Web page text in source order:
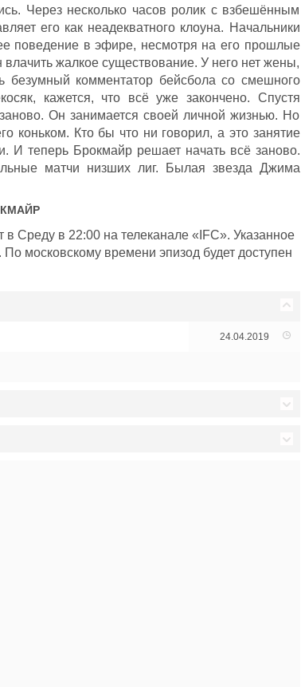
Через несколько часов ролик с взбешённым
его как неадекватного клоуна. Начальники
поведение в эфире, несмотря на его прошлые
жалкое существование. У него нет жены,
безумный комментатор бейсбола со смешного
кажется, что всё уже закончено. Спустя
Он занимается своей личной жизнью. Но
коньком. Кто бы что ни говорил, а это занятие
И теперь Брокмайр решает начать всё заново.
матчи низших лиг. Былая звезда Джима
Среду в 22:00 на телеканале «IFC». Указанное
московскому времени эпизод будет доступен
24.04.2019